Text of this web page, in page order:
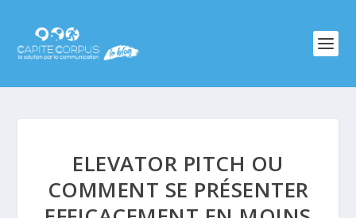
ELEVATOR PITCH OU
COMMENT SE PRÉSENTER